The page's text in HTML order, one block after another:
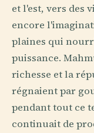
et l'est, vers des
encore
plaines qui
puissance.
richesse et la
régnaient par
pendant tout ce
continuait de